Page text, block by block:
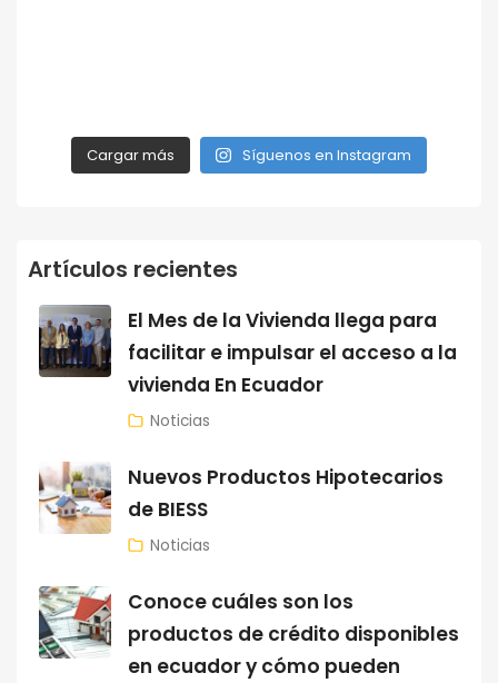
Cargar más Síguenos en Instagram
Artículos recientes
El Mes de la Vivienda llega para
facilitar e impulsar el acceso a la
vivienda En Ecuador
Noticias
Nuevos Productos Hipotecarios
de BIESS
Noticias
Conoce cuáles son los
productos de crédito disponibles
en ecuador y cómo pueden